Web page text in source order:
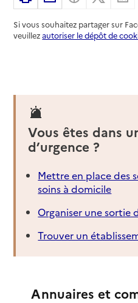
Si vous souhaitez partager sur
veuillezautoriser le dépôt de
Vous êtes dans
d’urgence ?
Mettre en place des
soins à domicile
Organiser une sortie
Trouver un
Annuaires et